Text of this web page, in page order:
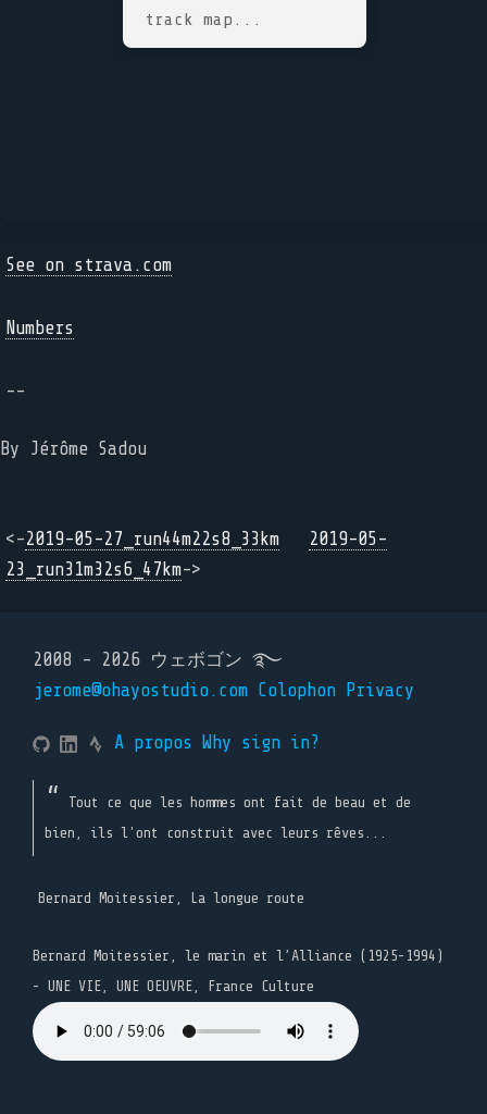
track map...
See on strava.com
Numbers
--
By Jérôme Sadou
<-2019-05-27_run44m22s8_33km
2019-05-
23_run31m32s6_47km->
2008 - 2026 ウェボゴン ࿐
jerome@ohayostudio.com Colophon Privacy
A propos Why sign in?
Tout ce que les hommes ont fait de beau et de
bien, ils l'ont construit avec leurs rêves...
Bernard Moitessier, La longue route
Bernard Moitessier, le marin et l’Alliance (1925-1994)
- UNE VIE, UNE OEUVRE, France Culture